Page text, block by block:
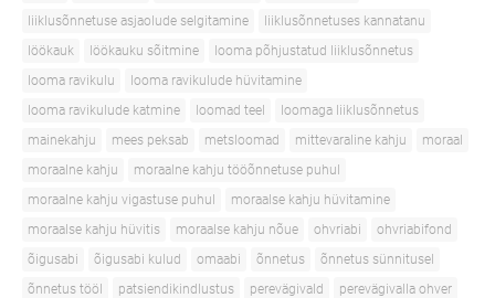
liiklusõnnetuse asjaolude selgitamine
liiklusõnnetuses kannatanu
löökauk
löökauku sõitmine
looma põhjustatud liiklusõnnetus
looma ravikulu
looma ravikulude hüvitamine
looma ravikulude katmine
loomad teel
loomaga liiklusõnnetus
mainekahju
mees peksab metsloomad mittevaraline kahju
moraal
moraalne kahju
moraalne kahju tööõnnetuse puhul
moraalne kahju vigastuse puhul
moraalse kahju hüvitamine
moraalse kahju hüvitis
moraalse kahju nõue ohvriabi
ohvriabifond
õigusabi
õigusabi kulud omaabi õnnetus
õnnetus sünnitusel
õnnetus tööl
patsiendikindlustus perevägivald
perevägivalla ohver